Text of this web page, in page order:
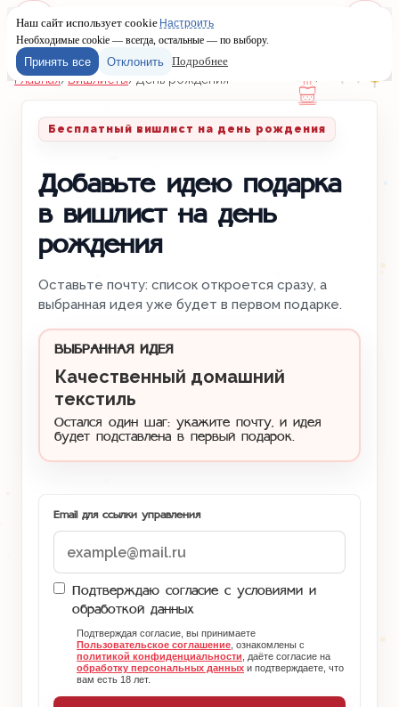
Меню
Главная/Вишлисты/ День рождения
Бесплатный вишлист на день рождения
Добавьте идею подарка
в вишлист на день
рождения
Оставьте почту: список откроется сразу, а
выбранная идея уже будет в первом подарке.
ВЫБРАННАЯ ИДЕЯ
Качественный домашний
текстиль
Остался один шаг: укажите почту, и идея
будет подставлена в первый подарок.
Email для ссылки управления
Подтверждаю согласие с условиями и
обработкой данных
Подтверждая согласие, вы принимаете
Пользовательское соглашение , ознакомлены с
политикой конфиденциальности , даёте согласие на
обработку персональных данных и подтверждаете, что
вам есть 18 лет.
Наш сайт использует cookie Настроить
Необходимые cookie — всегда, остальные — по выбору.
Принять все Отклонить Подробнее